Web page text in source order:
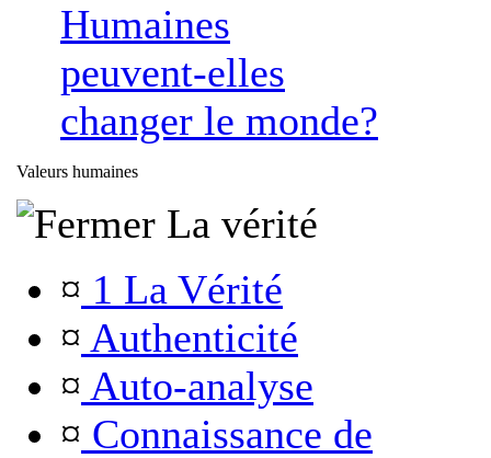
Humaines
peuvent-elles
changer le monde?
Valeurs humaines
La vérité
¤ 1 La Vérité
¤ Authenticité
¤ Auto-analyse
¤ Connaissance de